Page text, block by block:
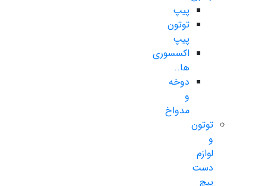
پیپ
توتون
پیپ
اکسسوری
ها..
دوخه
و
مدواخ
توتون
و
لوازم
دست
پیچ